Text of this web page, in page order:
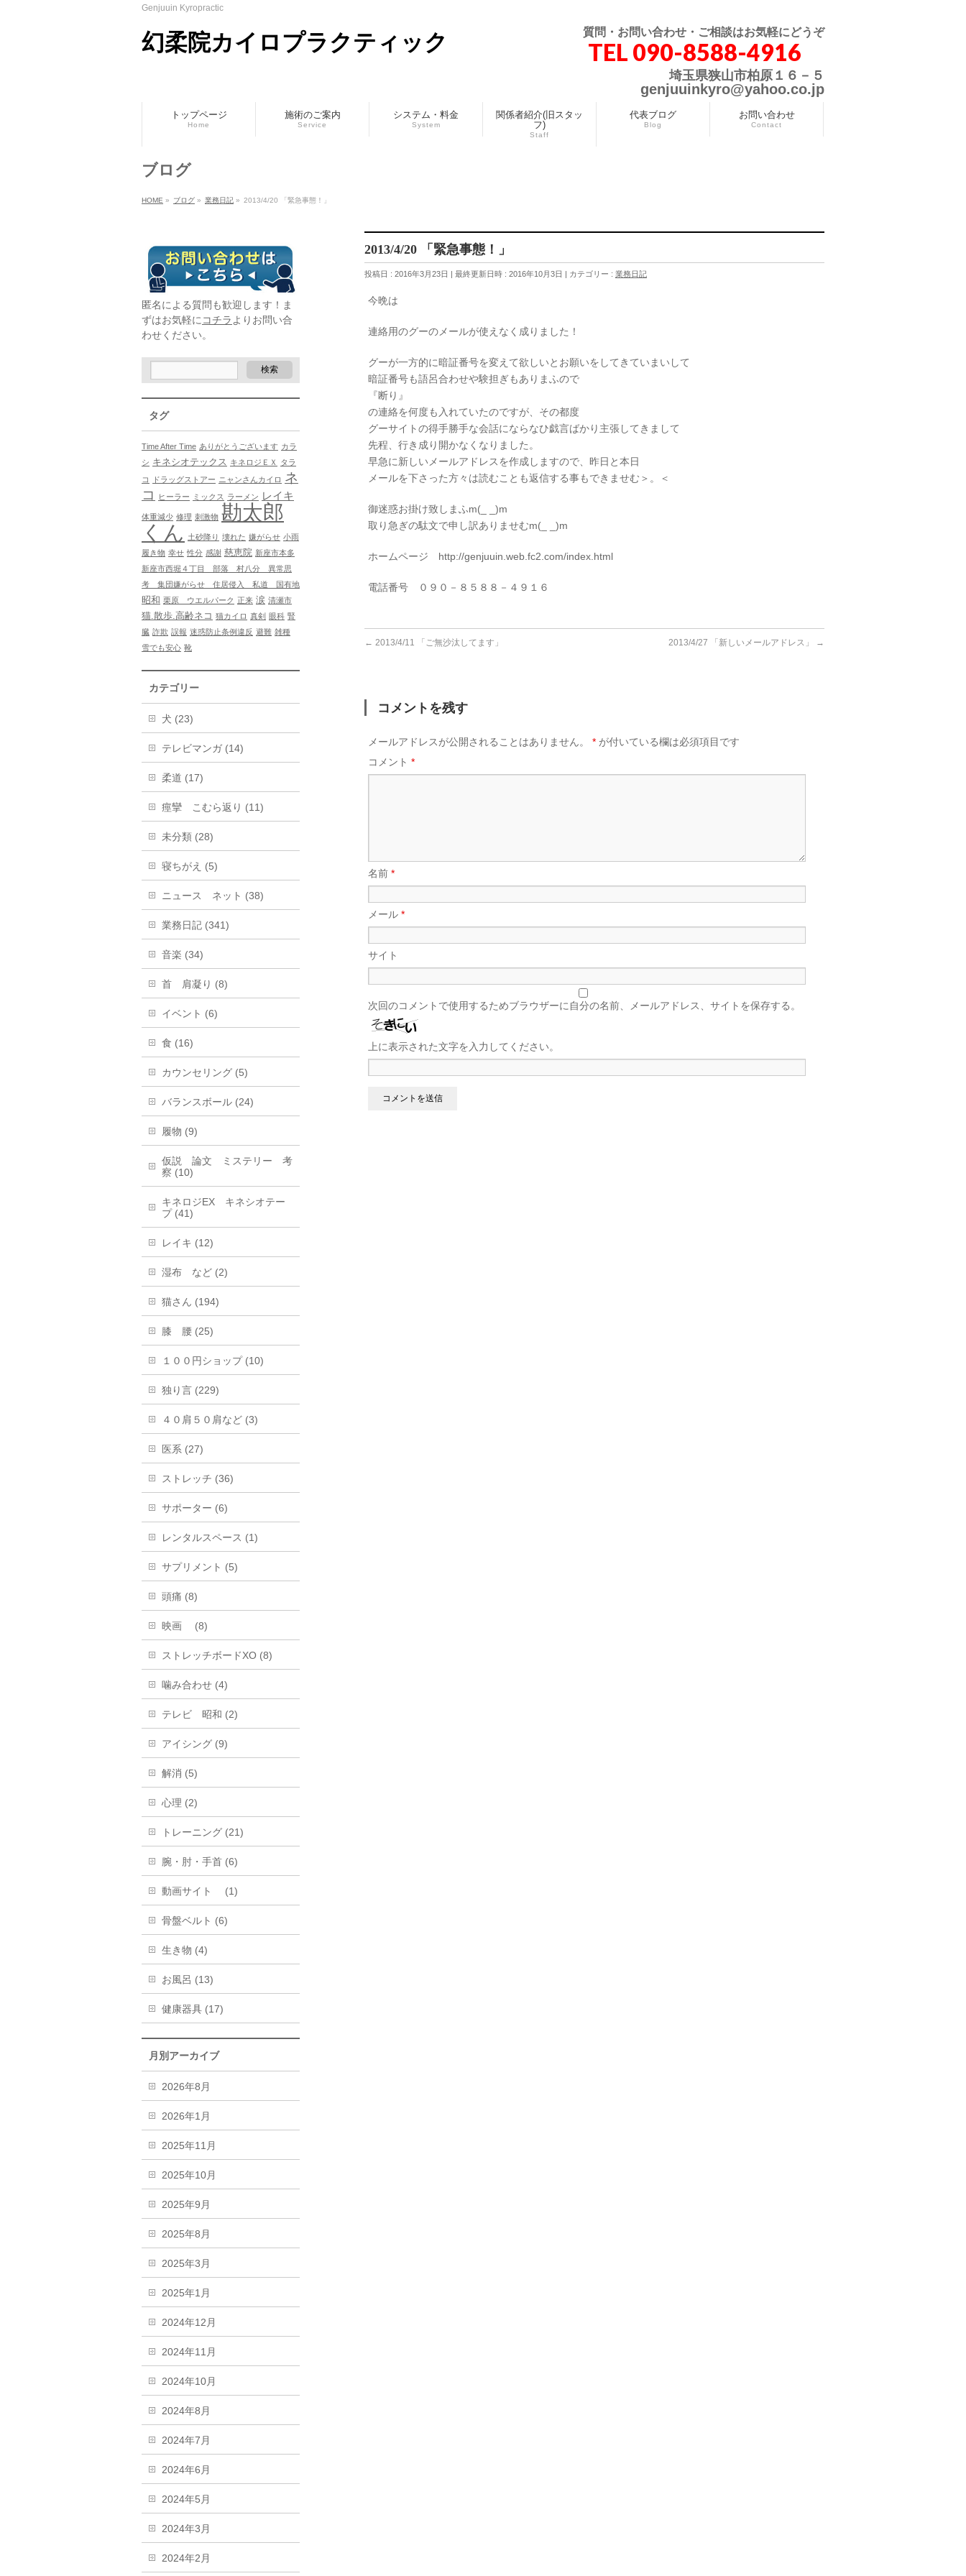
Genjuuin Kyropractic
幻柔院カイロプラクティック 質問・お問い合わせ・ご相談はお気軽にどうぞ
TEL 090-8588-4916
埼玉県狭山市柏原１６－５
genjuuinkyro@yahoo.co.jp
トップページ
Home
施術のご案内
Service
システム・料金
System
関係者紹介(旧スタッ
フ)
Staff
代表ブログ
Blog
お問い合わせ
Contact
ブログ
HOME » ブログ » 業務日記 » 2013/4/20 「緊急事態！」
2013/4/20 「緊急事態！」
投稿日 : 2016年3月23日 最終更新日時 : 2016年10月3日 カテゴリー : 業務日記
今晩は
連絡用のグーのメールが使えなく成りました！
グーが一方的に暗証番号を変えて欲しいとお願いをしてきていまいして
暗証番号も語呂合わせや験担ぎもありまふので
『断り』
の連絡を何度も入れていたのですが、その都度
グーサイトの得手勝手な会話にならなひ戯言ばかり主張してきまして
先程、行き成り開かなくなりました。
早急に新しいメールアドレスを作成しますので、昨日と本日
メールを下さった方々は読むことも返信する事もできませむ＞。＜
御迷惑お掛け致しまふm(_ _)m
取り急ぎの駄文で申し訳ありませむm(_ _)m
ホームページ http://genjuuin.web.fc2.com/index.html
電話番号 ０９０－８５８８－４９１６
← 2013/4/11 「ご無沙汰してます」 2013/4/27 「新しいメールアドレス」 →
コメントを残す
メールアドレスが公開されることはありません。 * が付いている欄は必須項目です
コメント *
名前 *
メール *
サイト
次回のコメントで使用するためブラウザーに自分の名前、メールアドレス、サイトを保存する。
上に表示された文字を入力してください。
匿名による質問も歓迎します！ま
ずはお気軽に コチラ よりお問い合
わせください。
タグ
Time After Time ありがとうございます カラ
シ キネシオテックス キネロジＥＸ
タラ
コ
ドラッグストアー ニャンさんカイロ ネ
コ
ヒーラー ミックス ラーメン レイキ
体重減少 修理 刺激物 勘太郎
くん
土砂降り 壊れた 嫌がらせ 小雨
履き物 幸せ 性分 感謝 慈恵院 新座市本多
新座市西堀４丁目 部落 村八分 異常思
考 集団嫌がらせ 住居侵入 私道 国有地
昭和 栗原 ウエルパーク 正来 涙 清瀬市
猫.散歩.高齢ネコ 猫カイロ 真剣 眼科 腎
臓 詐欺 誤報 迷惑防止条例違反 避難 雑種
雪でも安心 靴
カテゴリー
犬 (23)
テレビマンガ (14)
柔道 (17)
痙攣 こむら返り (11)
未分類 (28)
寝ちがえ (5)
ニュース ネット (38)
業務日記 (341)
音楽 (34)
首 肩凝り (8)
イベント (6)
食 (16)
カウンセリング (5)
バランスボール (24)
履物 (9)
仮説 論文 ミステリー 考
察 (10)
キネロジEX キネシオテー
プ (41)
レイキ (12)
湿布 など (2)
猫さん (194)
膝 腰 (25)
１００円ショップ (10)
独り言 (229)
４０肩５０肩など (3)
医系 (27)
ストレッチ (36)
サポーター (6)
レンタルスペース (1)
サプリメント (5)
頭痛 (8)
映画 (8)
ストレッチボードXO (8)
噛み合わせ (4)
テレビ 昭和 (2)
アイシング (9)
解消 (5)
心理 (2)
トレーニング (21)
腕・肘・手首 (6)
動画サイト (1)
骨盤ベルト (6)
生き物 (4)
お風呂 (13)
健康器具 (17)
月別アーカイブ
2026年8月
2026年1月
2025年11月
2025年10月
2025年9月
2025年8月
2025年3月
2025年1月
2024年12月
2024年11月
2024年10月
2024年8月
2024年7月
2024年6月
2024年5月
2024年3月
2024年2月